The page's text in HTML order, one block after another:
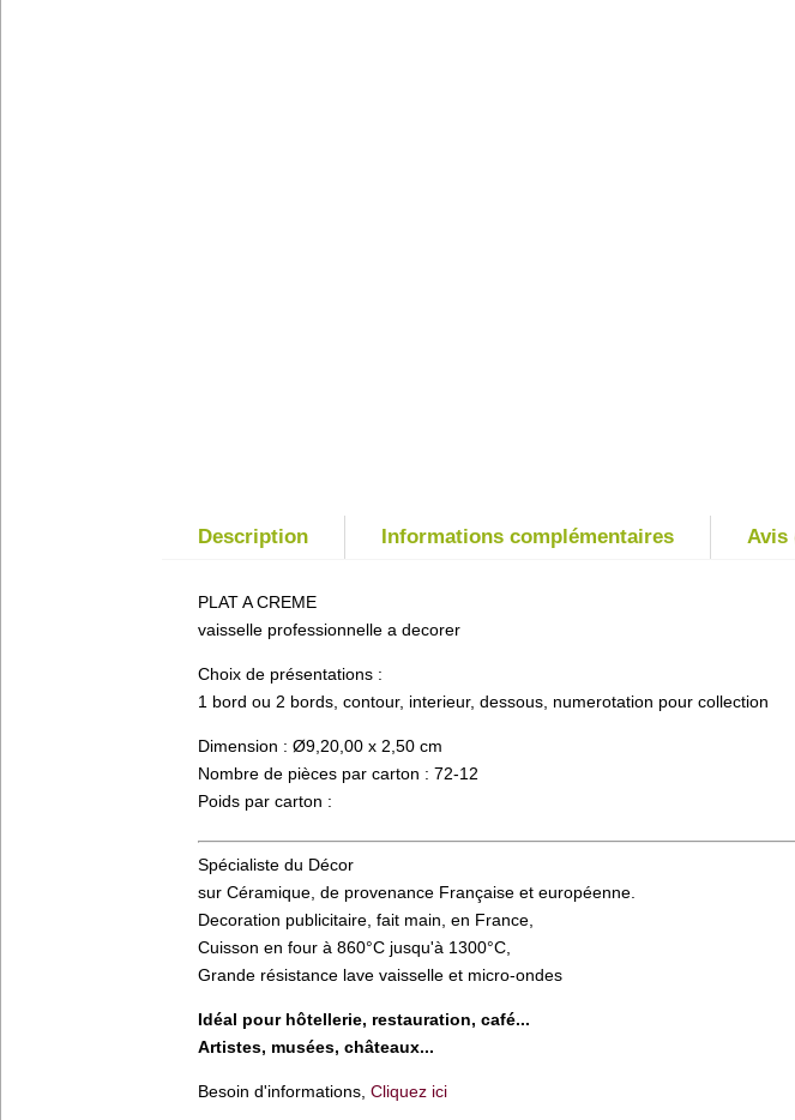
Description Informations complémentaires Avis
PLAT A CREME
vaisselle professionnelle a decorer
Choix de présentations :
1 bord ou 2 bords, contour, interieur, dessous, numerotation pour collection
Dimension : Ø9,20,00 x 2,50 cm
Nombre de pièces par carton : 72-12
Poids par carton :
Spécialiste du Décor
sur Céramique, de provenance Française et européenne.
Decoration publicitaire, fait main, en France,
Cuisson en four à 860°C jusqu'à 1300°C,
Grande résistance lave vaisselle et micro-ondes
Idéal pour hôtellerie, restauration, café...
Artistes, musées, châteaux...
Besoin d'informations,Cliquez ici